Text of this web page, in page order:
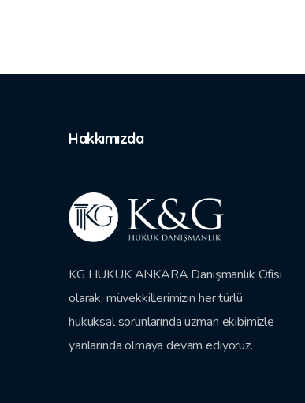
Hakkımızda
KG HUKUK ANKARA Danışmanlık Ofisi
olarak, müvekkillerimizin her türlü
hukuksal sorunlarında uzman ekibimizle
yanlarında olmaya devam ediyoruz.